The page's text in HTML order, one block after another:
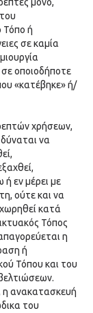
Τόπο ή
σε καμία
οποιοδήποτε
«κατέβηκε» ή/
χρήσεων,
να
ή εν μέρει με
ούτε και να
κατά
Τόπος
η
ή
Τόπου και του
η ανακατασκευή
του